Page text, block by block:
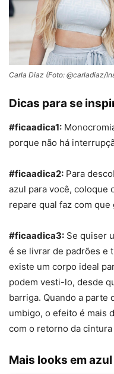
Carla Diaz (Foto: @carladiaz/
Dicas para se
#ficaadica1:
porque não há
#ficaadica2: Para
azul para você, coloque
repare qual faz com que
#ficaadica3: Se quiser
é se livrar de padrões e
existe um corpo ideal
podem vesti-lo, desde
barriga. Quando a parte
umbigo, o efeito é mais
com o retorno da cintura
Mais looks em